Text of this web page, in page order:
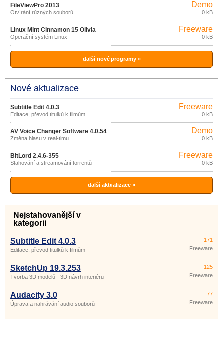
FileViewPro 2013
Otvírání různých souborů
Demo
0 kB
Linux Mint Cinnamon 15 Olivia
Operační systém Linux
Freeware
0 kB
další nové programy »
Nové aktualizace
Subtitle Edit 4.0.3
Editace, převod titulků k filmům
Freeware
0 kB
AV Voice Changer Software 4.0.54
Změna hlasu v real-timu.
Demo
0 kB
BitLord 2.4.6-355
Stahování a streamování torrentů
Freeware
0 kB
další aktualizace »
Nejstahovanější v
kategorii
Subtitle Edit 4.0.3
Editace, převod titulků k filmům
171
Freeware
SketchUp 19.3.253
Tvorba 3D modelů - 3D návrh interiéru
125
Freeware
Audacity 3.0
Úprava a nahrávání audio souborů
77
Freeware